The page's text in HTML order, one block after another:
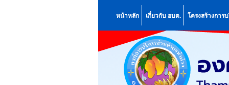
หน้าหลัก เกี่ยวกับ อบต. โครงสร้างการ